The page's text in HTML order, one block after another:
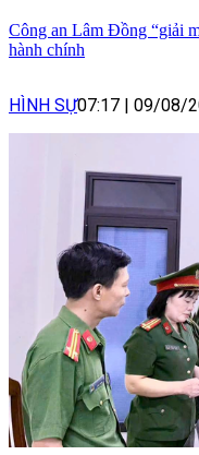
Công an Lâm Đồng “giải
hành chính
HÌNH SỰ07:17 09/08/